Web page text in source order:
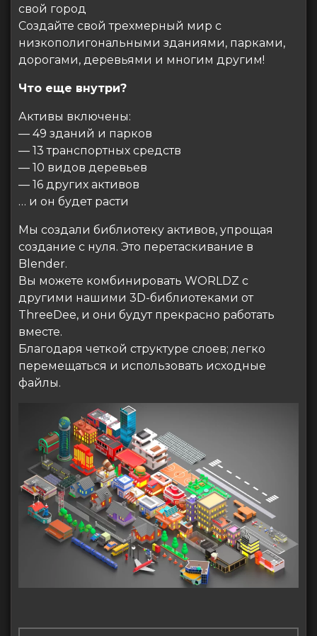
свой город
Создайте свой трехмерный мир с
низкополигональными зданиями, парками,
дорогами, деревьями и многим другим!
Что еще внутри?
Активы включены:
— 49 зданий и парков
— 13 транспортных средств
— 10 видов деревьев
— 16 других активов
… и он будет расти
Мы создали библиотеку активов, упрощая
создание с нуля. Это перетаскивание в
Blender.
Вы можете комбинировать WORLDZ с
другими нашими 3D-библиотеками от
ThreeDee, и они будут прекрасно работать
вместе.
Благодаря четкой структуре слоев; легко
перемещаться и использовать исходные
файлы.